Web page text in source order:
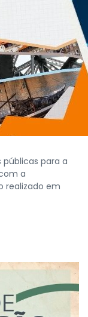
públicas para a
a
realizado em